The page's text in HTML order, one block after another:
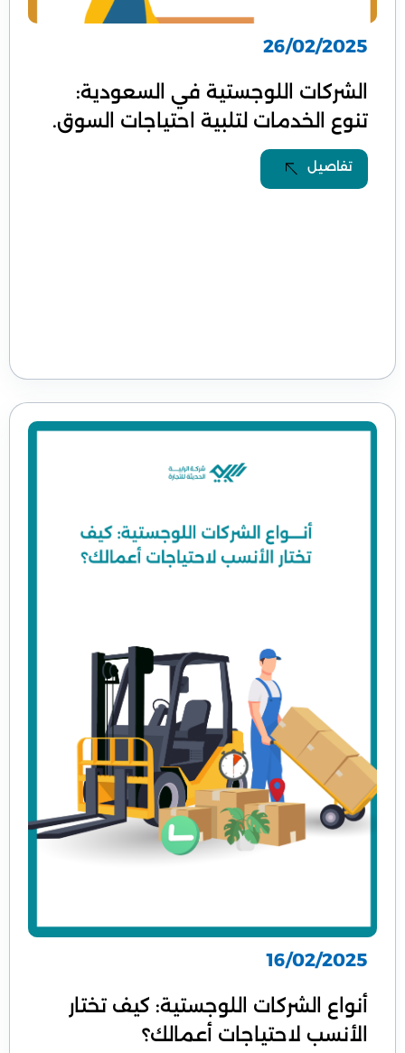
26/02/2025
الشركات اللوجستية في السعودية:
تنوع الخدمات لتلبية احتياجات السوق.
تفاصيل
16/02/2025
أنواع الشركات اللوجستية: كيف تختار
الأنسب لاحتياجات أعمالك؟